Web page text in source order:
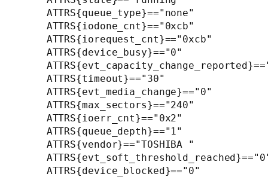
    ATTRS{queue_type}=="none"
    ATTRS{iodone_cnt}=="0xcb"
    ATTRS{iorequest_cnt}=="0xcb"
    ATTRS{device_busy}=="0"
    ATTRS{timeout}=="30"
    ATTRS{evt_media_change}=="0"
    ATTRS{max_sectors}=="240"
    ATTRS{ioerr_cnt}=="0x2"
    ATTRS{queue_depth}=="1"
    ATTRS{vendor}=="TOSHIBA "
    ATTRS{device_blocked}=="0"